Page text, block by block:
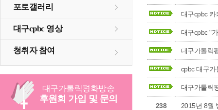
포토갤러리
대구cpbc 영상
청취자 참여
대구가톨릭평화방송
후원회 가입 및 문의
대구cpbc 카
대구cpbc "
대구가톨릭
cpbc 대구가
대구가톨릭
238 2015년 8월